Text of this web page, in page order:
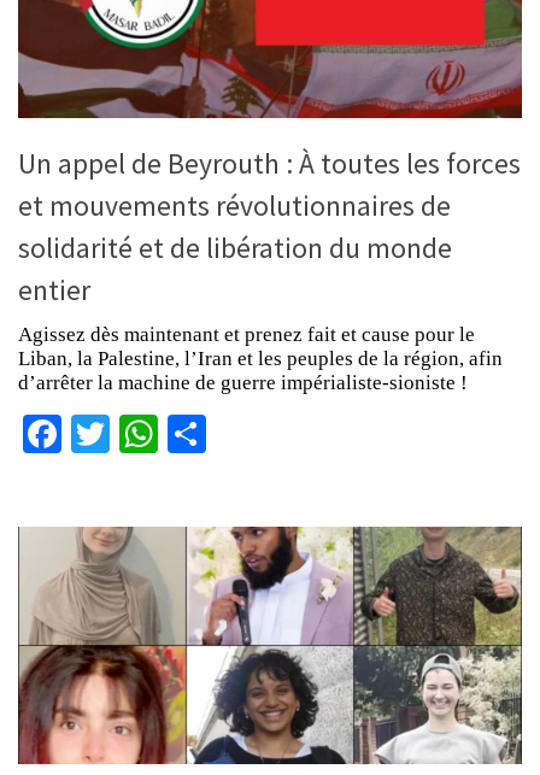
Un appel de Beyrouth : À toutes les forces
et mouvements révolutionnaires de
solidarité et de libération du monde
entier
Agissez dès maintenant et prenez fait et cause pour le
Liban, la Palestine, l’Iran et les peuples de la région, afin
d’arrêter la machine de guerre impérialiste-sioniste !
Facebook
TwitterWhatsApp